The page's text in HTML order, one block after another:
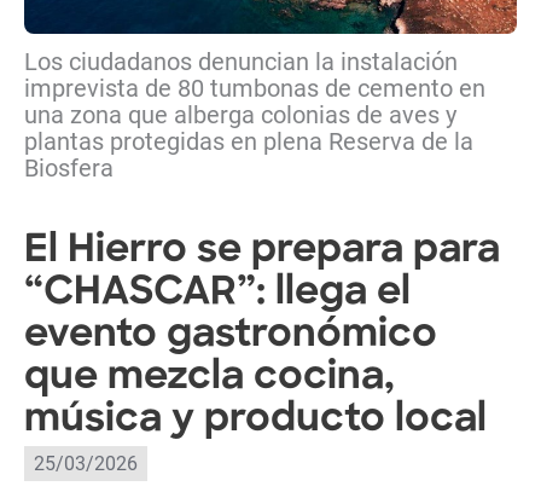
Los ciudadanos denuncian la instalación
imprevista de 80 tumbonas de cemento en
una zona que alberga colonias de aves y
plantas protegidas en plena Reserva de la
Biosfera
El Hierro se prepara para
“CHASCAR”: llega el
evento gastronómico
que mezcla cocina,
música y producto local
25/03/2026